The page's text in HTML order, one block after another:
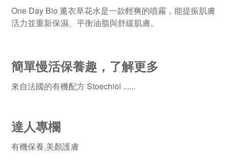
One Day Bio 薰衣草花水是一款輕爽的噴霧，能提振肌膚
活力並重新保濕、平衡油脂與舒緩肌膚。
簡單慢活保養趣，了解更多
來自法國的有機配方 Stoechiol ......
達人專欄
有機保養,美顏護膚